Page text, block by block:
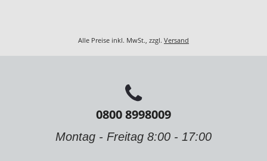
Alle Preise inkl. MwSt., zzgl. Versand
0800 8998009
Montag - Freitag 8:00 - 17:00